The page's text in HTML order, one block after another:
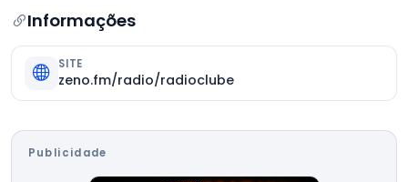
Informações
SITE
zeno.fm/radio/radioclube
Publicidade